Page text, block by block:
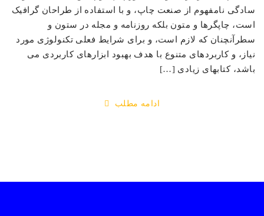
سادگی نامفهوم از صنعت چاپ، و با استفاده از طراحان گرافیک
است، چاپگرها و متون بلکه روزنامه و مجله در ستون و
سطرآنچنان که لازم است، و برای شرایط فعلی تکنولوژی مورد
نیاز، و کاربردهای متنوع با هدف بهبود ابزارهای کاربردی می
باشد، کتابهای زیادی […]
ادامه مطلب